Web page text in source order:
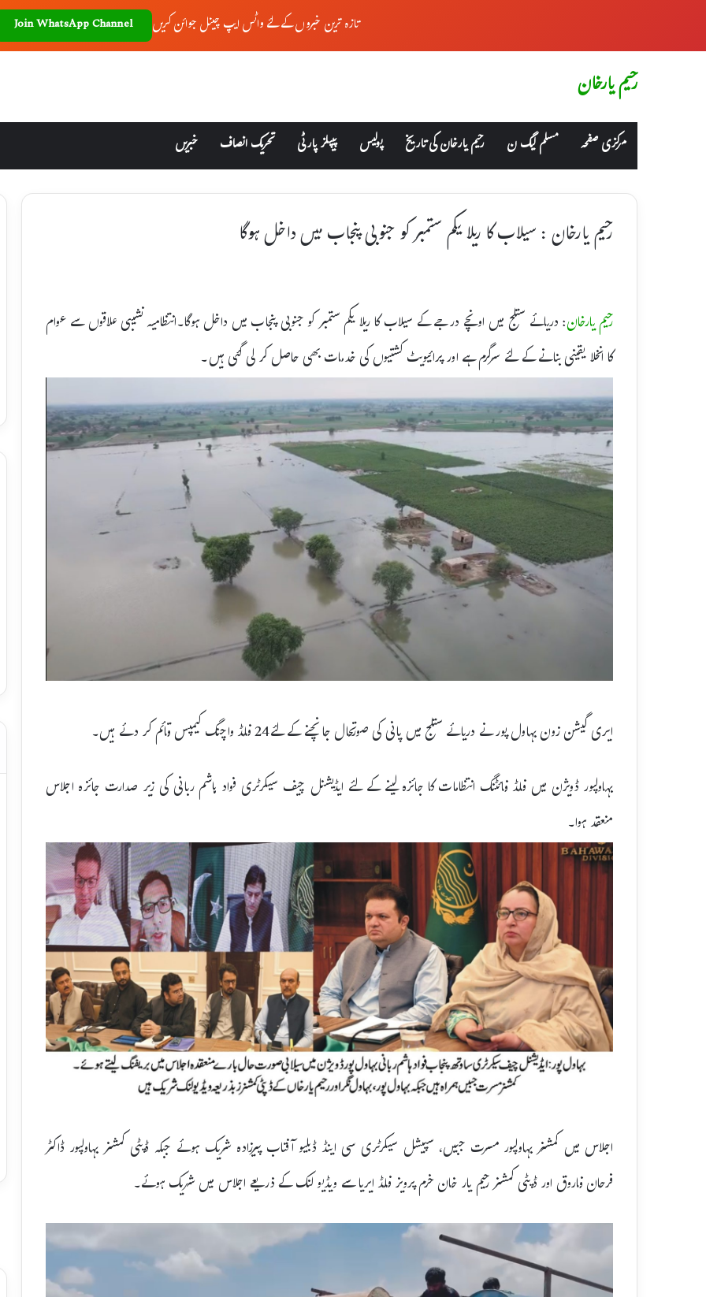
تازہ ترین خبروں کے لئے واٹس ایپ چینل جوائن کریں Join WhatsApp Channel
رحیم یارخان
مرکزی صفحہ مسلم لیگ ن رحیم یارخان کی تاریخ پولیس پیپلز پارٹی تحریک انصاف خبریں
رحیم یارخان : سیلاب کا ریلا یکم ستمبر کو جنوبی پنجاب میں داخل ہوگا
رحیم یارخان: دریائے ستلج میں اونچے درجے کے سیلاب کا ریلا یکم ستمبر کو جنوبی پنجاب میں داخل ہوگا۔انتظامیہ نشیبی علاقوں سے عوام
کا انخلا یقینی بنانے کے لئے سرگرم ہے اور پرائیویٹ کشتیوں کی خدمات بھی حاصل کر لی گئی ہیں۔
ایری گیشن زون بہاول پور نے دریائے ستلج میں پانی کی صورتحال جانچنے کے لئے24 فلڈ واچنگ کیمپس قائم کر دئے ہیں۔
بہاولپور ڈویژن میں فلڈ فائٹنگ انتظامات کا جائزہ لینے کے لئے ایڈیشنل چیف سیکرٹری فواد ہاشم ربانی کی زیر صدارت جائزہ اجلاس
منعقد ہوا۔
اجلاس میں کمشنر بہاولپور مسرت جبیں، سپیشل سیکرٹری سی اینڈ ڈبلیو آفتاب پیرزادہ شریک ہوئے جبکہ ڈپٹی کمشنر بہاولپور ڈاکٹر
فرحان فاروق اور ڈپٹی کمشنر رحیم یار خان خرم پرویز فلڈ ایریا سے ویڈیو لنک کے ذریعے اجلاس میں شریک ہوئے۔